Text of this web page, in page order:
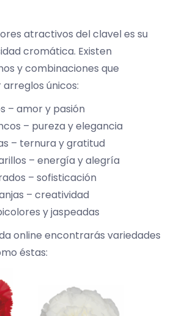
atractivos del clavel es su
cromática. Existen
y combinaciones que
únicos:
– amor y pasión
– pureza y elegancia
– ternura y gratitud
– energía y alegría
– sofisticación
– creatividad
y jaspeadas
online encontrarás variedades
éstas: